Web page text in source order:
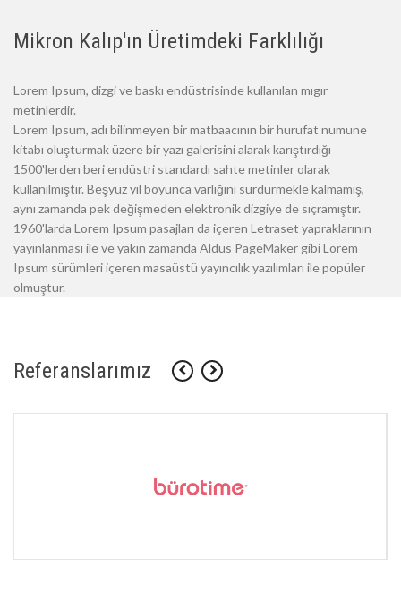
Mikron Kalıp'ın Üretimdeki Farklılığı
Lorem Ipsum, dizgi ve baskı endüstrisinde kullanılan mıgır
metinlerdir.
Lorem Ipsum, adı bilinmeyen bir matbaacının bir hurufat numune
kitabı oluşturmak üzere bir yazı galerisini alarak karıştırdığı
1500'lerden beri endüstri standardı sahte metinler olarak
kullanılmıştır. Beşyüz yıl boyunca varlığını sürdürmekle kalmamış,
aynı zamanda pek değişmeden elektronik dizgiye de sıçramıştır.
1960'larda Lorem Ipsum pasajları da içeren Letraset yapraklarının
yayınlanması ile ve yakın zamanda Aldus PageMaker gibi Lorem
Ipsum sürümleri içeren masaüstü yayıncılık yazılımları ile popüler
olmuştur.
Referanslarımız